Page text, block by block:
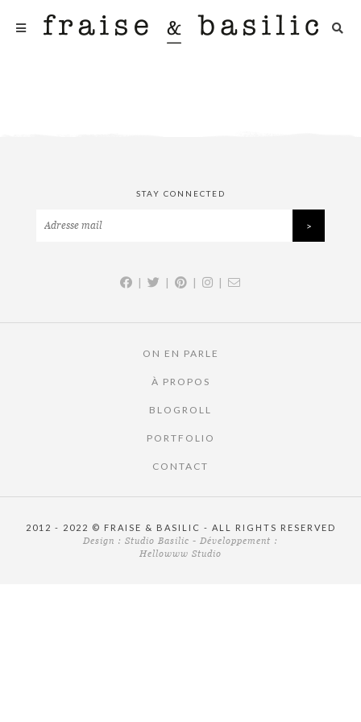
STAY CONNECTED
| | | |
ON EN PARLE
À PROPOS
BLOGROLL
PORTFOLIO
CONTACT
2012 - 2022 © FRAISE & BASILIC - ALL RIGHTS RESERVED
Design : Studio Basilic - Développement :
Hellowww Studio